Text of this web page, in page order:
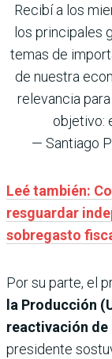
Recibí a los
los principales
temas de
de nuestra
relevancia
objetivo:
— Santiago
Leé también:
resguardar
sobregasto
Por su parte, el
la Producción
reactivación
presidente